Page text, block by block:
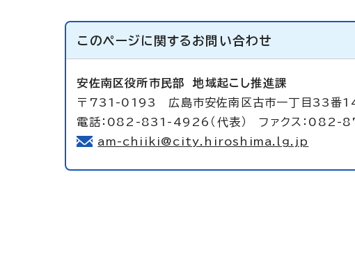
このページに関する お問い合わせ
安佐南区役所市民部地域起こし推進課
〒731-0193 広島市安佐南区古市一丁目33番
電話：082-831-4926（代表） ファクス：
am-chiiki@city.hiroshima.lg.jp